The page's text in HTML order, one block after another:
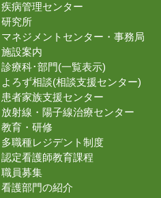
疾病管理センター
研究所
マネジメントセンター・事務局
施設案内
診療科･部門(一覧表示)
よろず相談(相談支援センター)
患者家族支援センター
放射線・陽子線治療センター
教育・研修
多職種レジデント制度
認定看護師教育課程
職員募集
看護部門の紹介